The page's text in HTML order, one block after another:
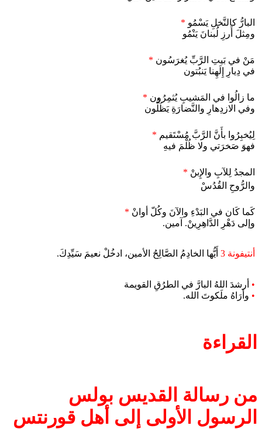
البارُّ كالنَّخلِ يَسْمُو *
ومِثلَ أَرزِ لُبنانَ يَنْمُو
مَنْ في بَيتِ الرَّبِّ يُغرَسُون *
في دِيارِ إِلَهِنا يَنبُتون
ما زالُوا في المَشيبِ يُثمِرُون *
وفي الازدِهارِ والنَّضارَةِ يَظَلُّون
لِيُخبِرُوا بأَنَّ الرَّبَّ مُسْتَقيم *
فهوَ صَخرَتي ولا ظُلْمَ فيهِ
المجدُ لِلآبِ والإِبنْ *
والرُّوحِ القُدُسْ
كَما كَان في البَدْءِ والآنَ وكُلّ أوانْ *
وإلى دَهْرِ الدَّاهِرِينْ. آمين.
أنتيفونة 3 أَيُّها الخادِمُ الصَّالِحُ الأمين، ادخُلْ نعيمَ سَيِّدِكَ.
• أرشدَ اللهُ البارَّ في الطرُقِ القويمة
• وأرَاهُ ملَكوتَ الله.
القراءة
من رسالة القديس بولس
الرسول الأولى إلى أهل قورنتس